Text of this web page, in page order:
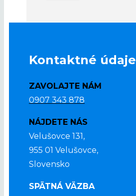
Kontaktné údaje
ZAVOLAJTE NÁM
0907 343 878
NÁJDETE NÁS
Velušovce 131,
955 01 Velušovce,
Slovensko
SPÄTNÁ VÄZBA